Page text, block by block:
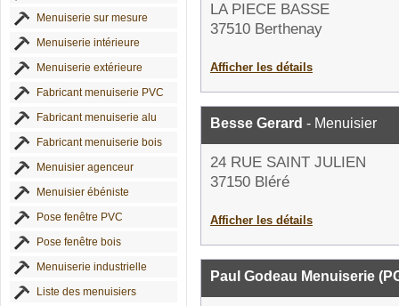
Menuiserie sur mesure
Menuiserie intérieure
Menuiserie extérieure
Fabricant menuiserie PVC
Fabricant menuiserie alu
Fabricant menuiserie bois
Menuisier agenceur
Menuisier ébéniste
Pose fenêtre PVC
Pose fenêtre bois
Menuiserie industrielle
Liste des menuisiers
LA PIECE BASSE
37510 Berthenay
Afficher les détails
Besse Gerard - Menuisier
24 RUE SAINT JULIEN
37150 Bléré
Afficher les détails
Paul Godeau Menuiserie